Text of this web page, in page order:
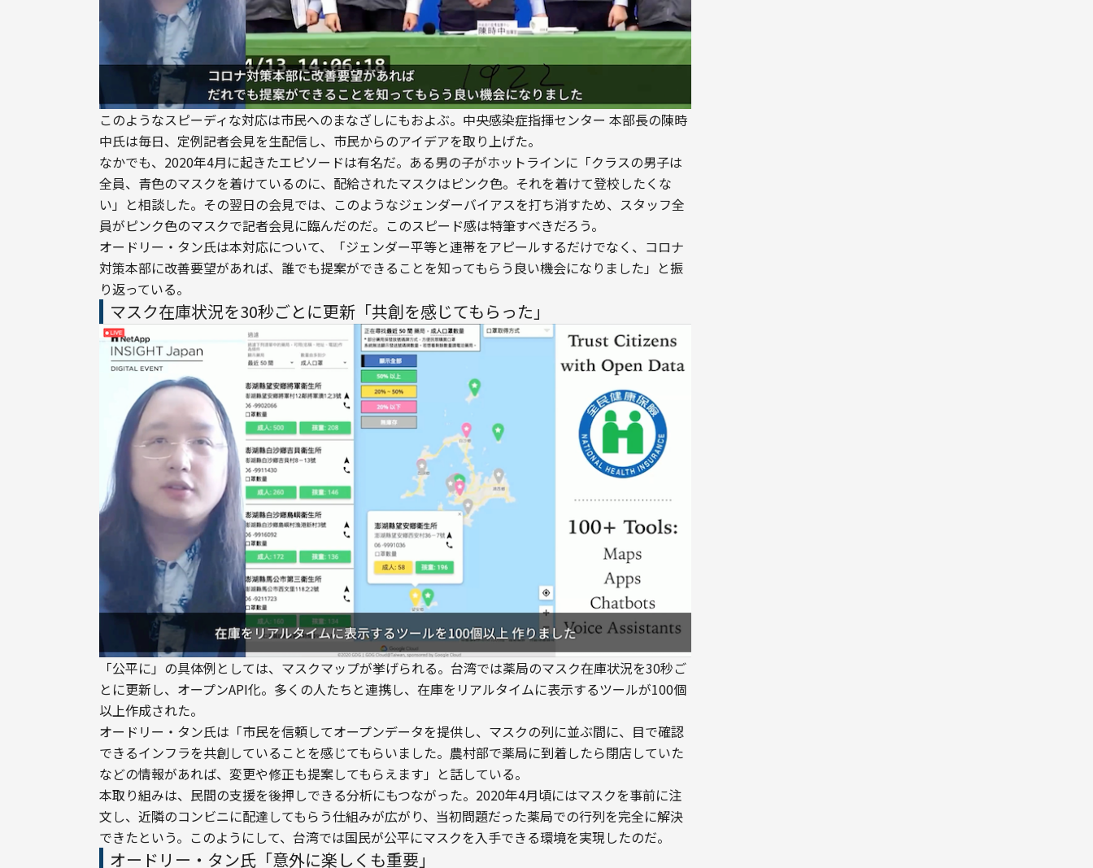
このようなスピーディな対応は市民へのまなざしにもおよぶ。中央感染症指揮センター 本部長の陳時
中氏は毎日、定例記者会見を生配信し、市民からのアイデアを取り上げた。
なかでも、2020年4月に起きたエピソードは有名だ。ある男の子がホットラインに「クラスの男子は
全員、青色のマスクを着けているのに、配給されたマスクはピンク色。それを着けて登校したくな
い」と相談した。その翌日の会見では、このようなジェンダーバイアスを打ち消すため、スタッフ全
員がピンク色のマスクで記者会見に臨んだのだ。このスピード感は特筆すべきだろう。
オードリー・タン氏は本対応について、「ジェンダー平等と連帯をアピールするだけでなく、コロナ
対策本部に改善要望があれば、誰でも提案ができることを知ってもらう良い機会になりました」と振
り返っている。
マスク在庫状況を30秒ごとに更新「共創を感じてもらった」
「公平に」の具体例としては、マスクマップが挙げられる。台湾では薬局のマスク在庫状況を30秒ご
とに更新し、オープンAPI化。多くの人たちと連携し、在庫をリアルタイムに表示するツールが100個
以上作成された。
オードリー・タン氏は「市民を信頼してオープンデータを提供し、マスクの列に並ぶ間に、目で確認
できるインフラを共創していることを感じてもらいました。農村部で薬局に到着したら閉店していた
などの情報があれば、変更や修正も提案してもらえます」と話している。
本取り組みは、民間の支援を後押しできる分析にもつながった。2020年4月頃にはマスクを事前に注
文し、近隣のコンビニに配達してもらう仕組みが広がり、当初問題だった薬局での行列を完全に解決
できたという。このようにして、台湾では国民が公平にマスクを入手できる環境を実現したのだ。
オードリー・タン氏「意外に楽しくも重要」